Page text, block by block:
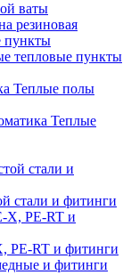
ваты
резиновая
пункты
тепловые пункты
Теплые полы
Теплые
стали и фитинги
PE-RT и фитинги
и фитинги